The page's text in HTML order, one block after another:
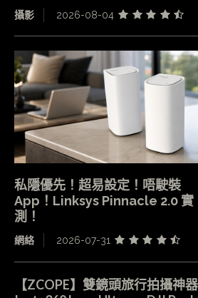
攝影 2026-08-04
私隱優先！超易設定！唔駛裝
App！Linksys Pinnacle 2.0 實
測！
網絡 2026-07-31
【ZCOPE】雙鏡頭旅行拍攝神器